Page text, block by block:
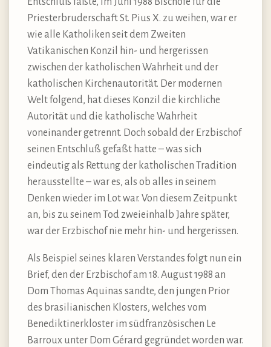
Priesterbruderschaft St. Pius X. zu weihen, war er
wie alle Katholiken seit dem Zweiten
Vatikanischen Konzil hin- und hergerissen
zwischen der katholischen Wahrheit und der
katholischen Kirchenautorität. Der modernen
Welt folgend, hat dieses Konzil die kirchliche
Autorität und die katholische Wahrheit
voneinander getrennt. Doch sobald der Erzbischof
seinen Entschluß gefaßt hatte – was sich
eindeutig als Rettung der katholischen Tradition
herausstellte – war es, als ob alles in seinem
Denken wieder im Lot war. Von diesem Zeitpunkt
an, bis zu seinem Tod zweieinhalb Jahre später,
war der Erzbischof nie mehr hin- und hergerissen.
Als Beispiel seines klaren Verstandes folgt nun ein
Brief, den der Erzbischof am 18. August 1988 an
Dom Thomas Aquinas sandte, den jungen Prior
des brasilianischen Klosters, welches vom
Benediktinerkloster im südfranzösischen Le
Barroux unter Dom Gérard gegründet worden war.